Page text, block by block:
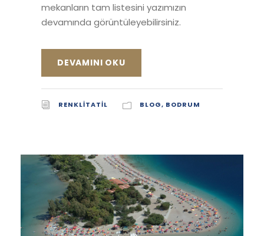
mekanların tam listesini yazımızın
devamında görüntüleyebilirsiniz.
DEVAMINI OKU
RENKLITATIL BLOG, BODRUM